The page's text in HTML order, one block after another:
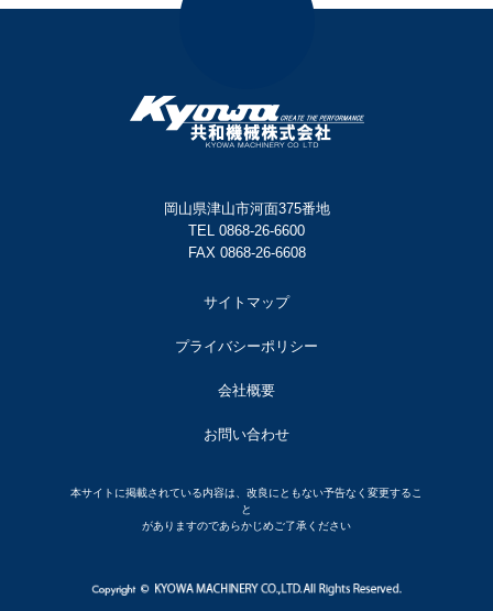
岡山県津山市河面375番地
TEL 0868-26-6600
FAX 0868-26-6608
サイトマップ
プライバシーポリシー
会社概要
お問い合わせ
本サイトに掲載されている内容は、改良にともない予告なく変更するこ
と
がありますのであらかじめご了承ください